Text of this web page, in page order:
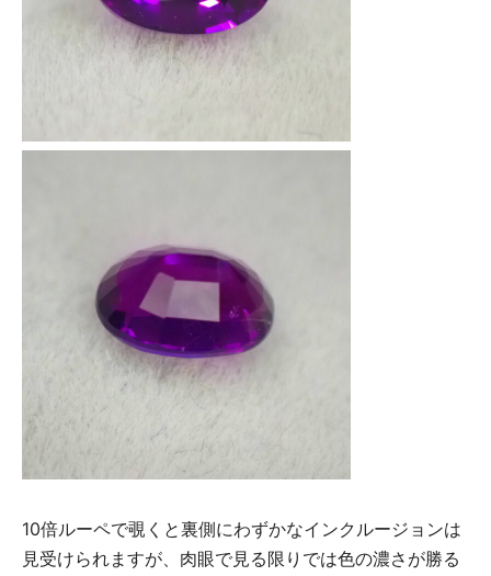
10倍ルーペで覗くと裏側にわずかなインクルージョンは
見受けられますが、肉眼で見る限りでは色の濃さが勝る